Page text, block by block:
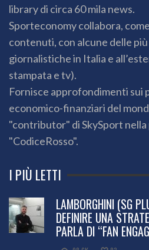
library di circa 60 mila news.
Sporteconomy collabora,
contenuti, con alcune delle
giornalistiche in Italia e
stampata e tv).
Fornisce approfondimenti sui
economico-finanziari del
"contributor" di SkySport nella
"CodiceRosso".
I PIÙ LETTI
LAMBORGHINI (SG
DEFINIRE UNA
PARLA DI “FAN